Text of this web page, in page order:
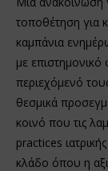
τοποθέτηση για
καμπάνια
με
περιεχόμενό
θεσμικά
κοινό που τις
practices
κλάδο όπου η